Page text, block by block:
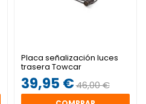
Placa señalización luces
trasera Towcar
39,95 €46,00 €